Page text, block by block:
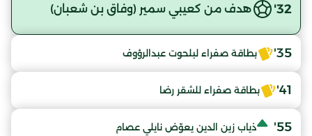
32' هدف من كعيبي سمير (وفاق بن شعبان)
35' بطاقة صفراء لبلحوت عبدالرؤوف
41' بطاقة صفراء للشقر رضا
55' ذياب زين الدين يعوّض نايلي عصام